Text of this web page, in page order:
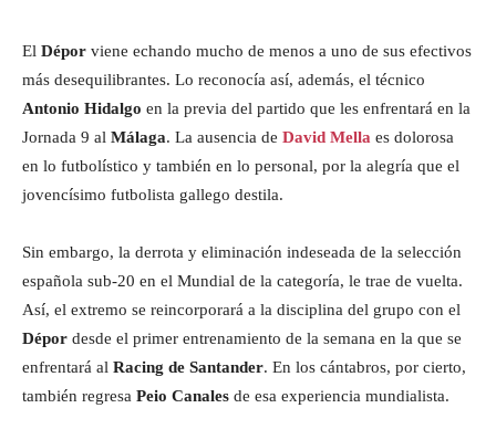
El Dépor viene echando mucho de menos a uno de sus efectivos
más desequilibrantes. Lo reconocía así, además, el técnico
Antonio Hidalgo en la previa del partido que les enfrentará en la
Jornada 9 al Málaga. La ausencia de David Mella es dolorosa
en lo futbolístico y también en lo personal, por la alegría que el
jovencísimo futbolista gallego destila.
Sin embargo, la derrota y eliminación indeseada de la selección
española sub-20 en el Mundial de la categoría, le trae de vuelta.
Así, el extremo se reincorporará a la disciplina del grupo con el
Dépor desde el primer entrenamiento de la semana en la que se
enfrentará al Racing de Santander. En los cántabros, por cierto,
también regresa Peio Canales de esa experiencia mundialista.